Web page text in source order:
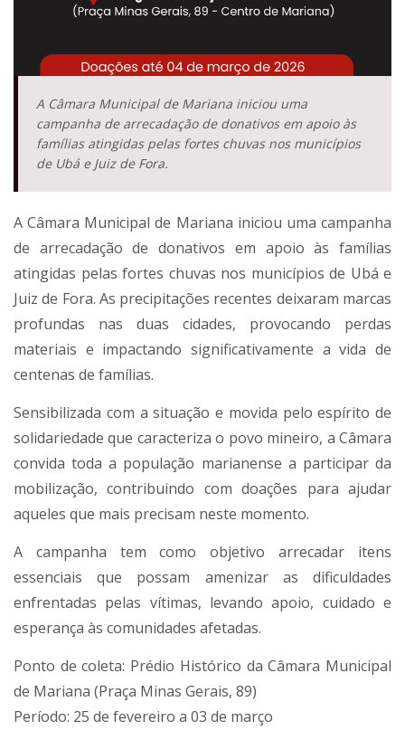
A Câmara Municipal de Mariana iniciou uma
campanha de arrecadação de donativos em apoio às
famílias atingidas pelas fortes chuvas nos municípios
de Ubá e Juiz de Fora.
A Câmara Municipal de Mariana iniciou uma campanha
de arrecadação de donativos em apoio às famílias
atingidas pelas fortes chuvas nos municípios de Ubá e
Juiz de Fora. As precipitações recentes deixaram marcas
profundas nas duas cidades, provocando perdas
materiais e impactando significativamente a vida de
centenas de famílias.
Sensibilizada com a situação e movida pelo espírito de
solidariedade que caracteriza o povo mineiro, a Câmara
convida toda a população marianense a participar da
mobilização, contribuindo com doações para ajudar
aqueles que mais precisam neste momento.
A campanha tem como objetivo arrecadar itens
essenciais que possam amenizar as dificuldades
enfrentadas pelas vítimas, levando apoio, cuidado e
esperança às comunidades afetadas.
Ponto de coleta: Prédio Histórico da Câmara Municipal
de Mariana (Praça Minas Gerais, 89)
Período: 25 de fevereiro a 03 de março